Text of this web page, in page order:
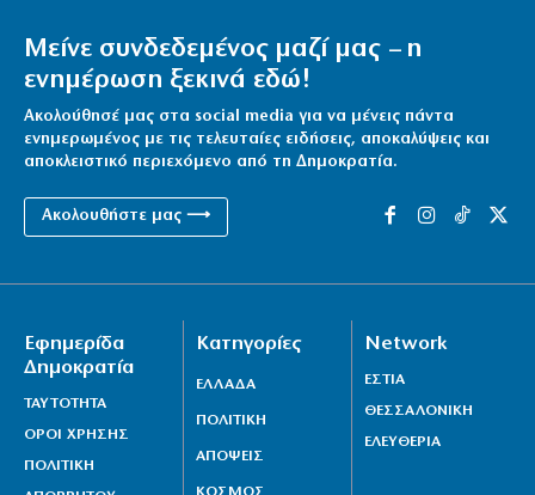
Μείνε συνδεδεμένος μαζί μας – η
ενημέρωση ξεκινά εδώ!
Ακολούθησέ μας στα social media για να μένεις πάντα
ενημερωμένος με τις τελευταίες ειδήσεις, αποκαλύψεις και
αποκλειστικό περιεχόμενο από τη Δημοκρατία.
Ακολουθήστε μας ⟶
Εφημερίδα
Δημοκρατία
ΤΑΥΤΟΤΗΤΑ
ΟΡΟΙ ΧΡΗΣΗΣ
ΠΟΛΙΤΙΚΗ
Κατηγορίες
ΕΛΛΑΔΑ
ΠΟΛΙΤΙΚΗ
ΑΠΟΨΕΙΣ
ΚΟΣΜΟΣ
Network
ΕΣΤΙΑ
ΘΕΣΣΑΛΟΝΙΚΗ
ΕΛΕΥΘΕΡΙΑ